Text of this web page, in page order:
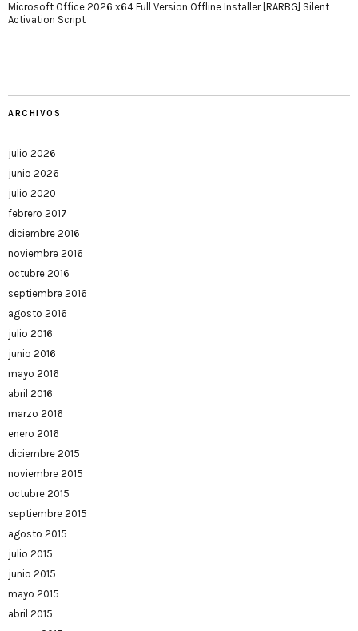
Microsoft Office 2026 x64 Full Version Offline Installer [RARBG] Silent
Activation Script
ARCHIVOS
julio 2026
junio 2026
julio 2020
febrero 2017
diciembre 2016
noviembre 2016
octubre 2016
septiembre 2016
agosto 2016
julio 2016
junio 2016
mayo 2016
abril 2016
marzo 2016
enero 2016
diciembre 2015
noviembre 2015
octubre 2015
septiembre 2015
agosto 2015
julio 2015
junio 2015
mayo 2015
abril 2015